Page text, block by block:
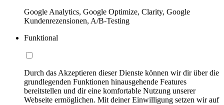
Google Analytics, Google Optimize, Clarity, Google
Kundenrezensionen, A/B-Testing
Funktional
Durch das Akzeptieren dieser Dienste können wir dir über die
grundlegenden Funktionen hinausgehende Features
bereitstellen und dir eine komfortable Nutzung unserer
Webseite ermöglichen. Mit deiner Einwilligung setzen wir auf